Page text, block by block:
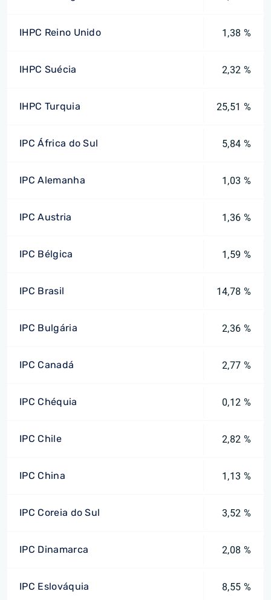
IHPC Reino Unido 1,38 %
IHPC Suécia 2,32 %
IHPC Turquia 25,51 %
IPC África do Sul 5,84 %
IPC Alemanha 1,03 %
IPC Austria 1,36 %
IPC Bélgica 1,59 %
IPC Brasil 14,78 %
IPC Bulgária 2,36 %
IPC Canadá 2,77 %
IPC Chéquia 0,12 %
IPC Chile 2,82 %
IPC China 1,13 %
IPC Coreia do Sul 3,52 %
IPC Dinamarca 2,08 %
IPC Eslováquia 8,55 %